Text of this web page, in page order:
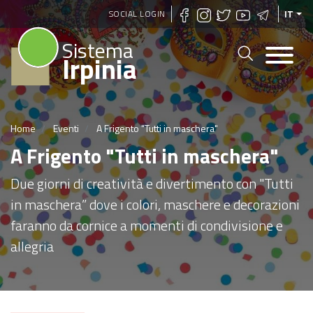
Salta
al
contenuto
principale
SOCIAL LOGIN IT
Sistema
Irpinia
Home Eventi A Frigento "Tutti in maschera"
A Frigento "Tutti in maschera"
Due giorni di creatività e divertimento con "Tutti
in maschera” dove i colori, maschere e decorazioni
faranno da cornice a momenti di condivisione e
allegria